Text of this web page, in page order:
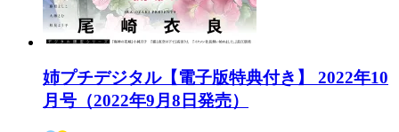
姉プチデジタル【電子版特典付き】 2022年10
月号（2022年9月8日発売）